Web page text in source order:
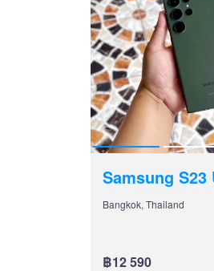
Samsung S23
Bangkok, Thailand
฿12 590